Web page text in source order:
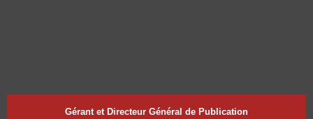
Gérant et Directeur Général de Publication